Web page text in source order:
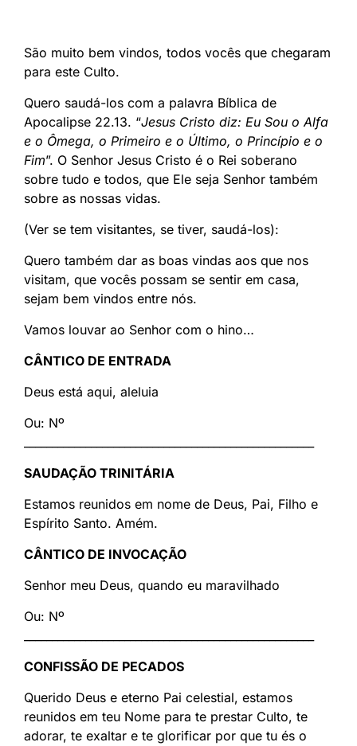
São muito bem vindos, todos vocês que chegaram
para este Culto.
Quero saudá-los com a palavra Bíblica de
Apocalipse 22.13. “Jesus Cristo diz: Eu Sou o Alfa
e o Ômega, o Primeiro e o Último, o Princípio e o
Fim”. O Senhor Jesus Cristo é o Rei soberano
sobre tudo e todos, que Ele seja Senhor também
sobre as nossas vidas.
(Ver se tem visitantes, se tiver, saudá-los):
Quero também dar as boas vindas aos que nos
visitam, que vocês possam se sentir em casa,
sejam bem vindos entre nós.
Vamos louvar ao Senhor com o hino…
CÂNTICO DE ENTRADA
Deus está aqui, aleluia
Ou: Nº
SAUDAÇÃO TRINITÁRIA
Estamos reunidos em nome de Deus, Pai, Filho e
Espírito Santo. Amém.
CÂNTICO DE INVOCAÇÃO
Senhor meu Deus, quando eu maravilhado
Ou: Nº
CONFISSÃO DE PECADOS
Querido Deus e eterno Pai celestial, estamos
reunidos em teu Nome para te prestar Culto, te
adorar, te exaltar e te glorificar por que tu és o